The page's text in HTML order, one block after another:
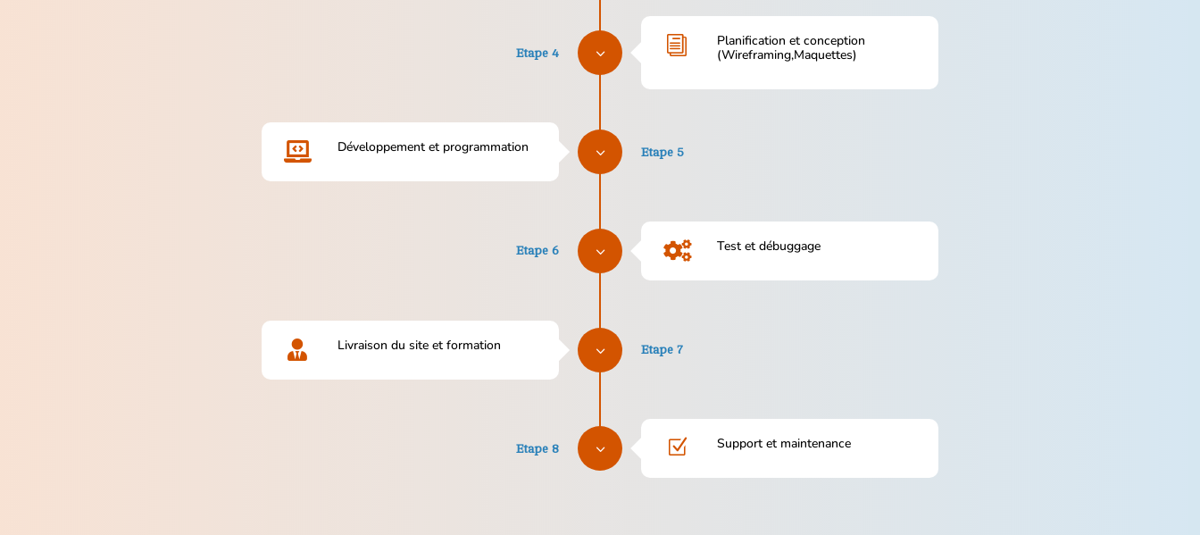
Etape 4 3 i
Planification et conception
(Wireframing,Maquettes)
Etape 5
3
 Développement et programmation
Etape 6 3  Test et débuggage
Etape 7
3
 Livraison du site et formation
Etape 8 3 Z Support et maintenance